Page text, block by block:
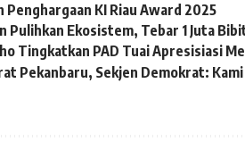
Penghargaan KI Riau Award 2025
Pulihkan Ekosistem, Tebar 1 Juta
Tingkatkan PAD Tuai Apresisiasi
Pekanbaru, Sekjen Demokrat: